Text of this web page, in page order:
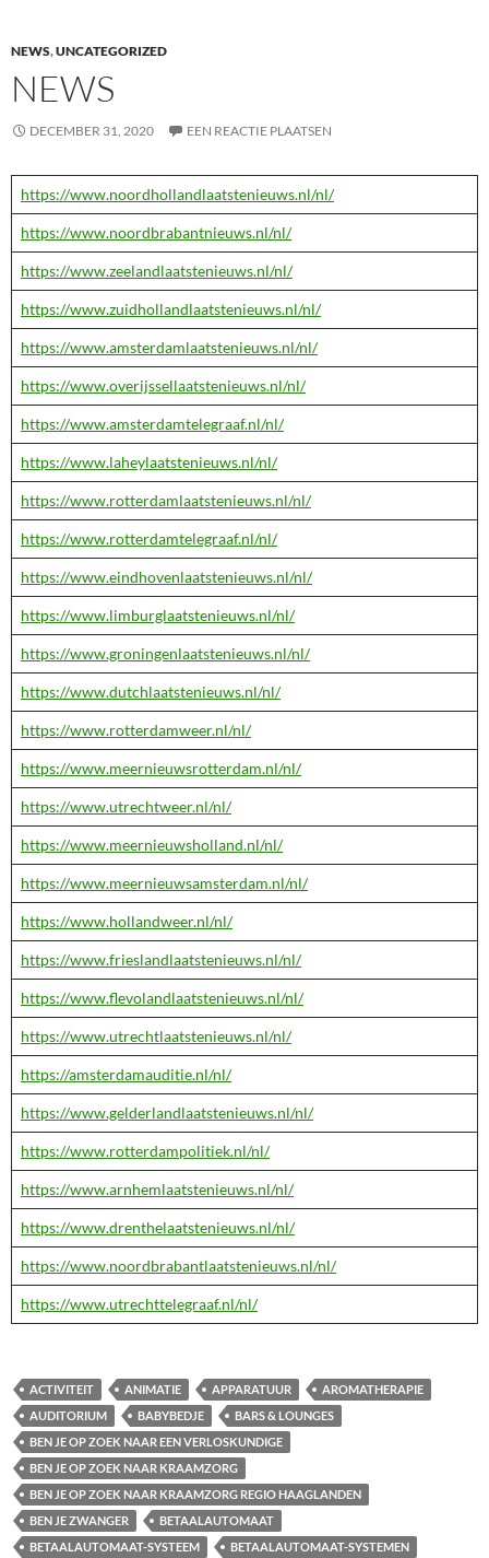
NEWS,UNCATEGORIZED
NEWS
DECEMBER 31, 2020 EEN REACTIE PLAATSEN
https://www.noordhollandlaatstenieuws.nl/nl/
https://www.noordbrabantnieuws.nl/nl/
https://www.zeelandlaatstenieuws.nl/nl/
https://www.zuidhollandlaatstenieuws.nl/nl/
https://www.amsterdamlaatstenieuws.nl/nl/
https://www.overijssellaatstenieuws.nl/nl/
https://www.amsterdamtelegraaf.nl/nl/
https://www.laheylaatstenieuws.nl/nl/
https://www.rotterdamlaatstenieuws.nl/nl/
https://www.rotterdamtelegraaf.nl/nl/
https://www.eindhovenlaatstenieuws.nl/nl/
https://www.limburglaatstenieuws.nl/nl/
https://www.groningenlaatstenieuws.nl/nl/
https://www.dutchlaatstenieuws.nl/nl/
https://www.rotterdamweer.nl/nl/
https://www.meernieuwsrotterdam.nl/nl/
https://www.utrechtweer.nl/nl/
https://www.meernieuwsholland.nl/nl/
https://www.meernieuwsamsterdam.nl/nl/
https://www.hollandweer.nl/nl/
https://www.frieslandlaatstenieuws.nl/nl/
https://www.flevolandlaatstenieuws.nl/nl/
https://www.utrechtlaatstenieuws.nl/nl/
https://amsterdamauditie.nl/nl/
https://www.gelderlandlaatstenieuws.nl/nl/
https://www.rotterdampolitiek.nl/nl/
https://www.arnhemlaatstenieuws.nl/nl/
https://www.drenthelaatstenieuws.nl/nl/
https://www.noordbrabantlaatstenieuws.nl/nl/
https://www.utrechttelegraaf.nl/nl/
ACTIVITEIT ANIMATIE APPARATUUR
AROMATHERAPIE
AUDITORIUM
BABYBEDJE
BARS & LOUNGES
BEN JE OP ZOEK NAAR EEN VERLOSKUNDIGE
BEN JE OP ZOEK NAAR KRAAMZORG
BEN JE OP ZOEK NAAR KRAAMZORG REGIO HAAGLANDEN
BEN JE ZWANGER
BETAALAUTOMAAT
BETAALAUTOMAAT-SYSTEEM
BETAALAUTOMAAT-SYSTEMEN